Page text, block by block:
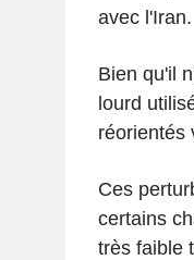
avec l'Iran.
Bien qu'il
lourd
réorientés
Ces
certains
très faible